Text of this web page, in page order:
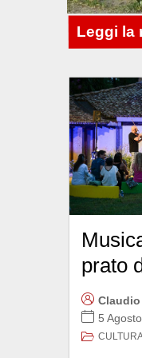
prato
Claudio
5